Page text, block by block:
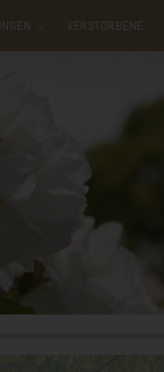
VERSTORBENE